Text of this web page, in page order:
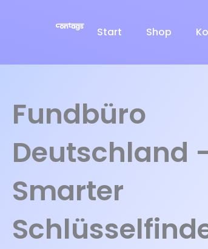
Start Shop
Fundbüro
Deutschland
Smarter